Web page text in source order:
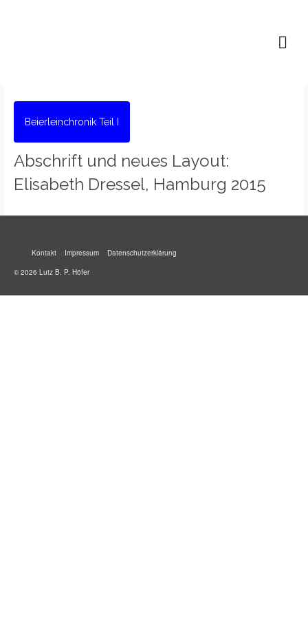
Beierleinchronik Teil I
Abschrift und neues Layout:
Elisabeth Dressel, Hamburg 2015
Kontakt Impressum
Datenschutzerklärung
© 2026 Lutz B. P. Höfer